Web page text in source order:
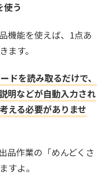
使う
機能を使えば、1点あ
ます。
ドを読み取るだけで、
明などが自動入力され
える必要がありませ
品作業の「めんどくさ
すよ。